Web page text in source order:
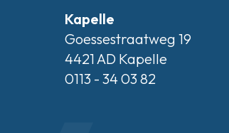
Kapelle
Goessestraatweg 19
4421 AD Kapelle
0113 - 34 03 82